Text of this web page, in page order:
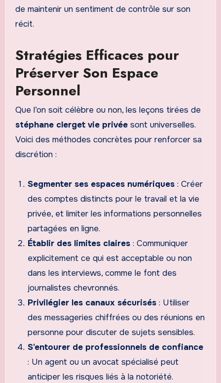
de maintenir un sentiment de contrôle sur son
récit.
Stratégies Efficaces pour
Préserver Son Espace
Personnel
Que l’on soit célèbre ou non, les leçons tirées de
stéphane clerget vie privéesont universelles.
Voici des méthodes concrètes pour renforcer sa
discrétion :
Segmenter ses espaces numériques : Créer
des comptes distincts pour le travail et la vie
privée, et limiter les informations personnelles
partagées en ligne.
Établir des limites claires : Communiquer
explicitement ce qui est acceptable ou non
dans les interviews, comme le font des
journalistes chevronnés.
Privilégier les canaux sécurisés : Utiliser
des messageries chiffrées ou des réunions en
personne pour discuter de sujets sensibles.
S’entourer de professionnels de confiance
: Un agent ou un avocat spécialisé peut
anticiper les risques liés à la notoriété.